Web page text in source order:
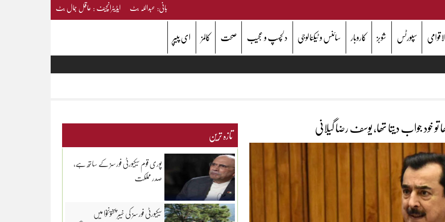
بانی: عبداللہ بٹ ایڈیٹرانچیف : عاقل جمال بٹ
سپورٹس شوبز کاروبار سائنس و ٹیکنالوجی دلچسپ و عجیب صحت کالمز ای پیپر
خود جواب دیتا تھا، یوسف رضا گیلانی تازہ ترین
پوری قوم سیکیورٹی فورسز کے ساتھ ہے،
صدر مملکت
سیکیورٹی فورسز کی خیبر پختونخوا میں